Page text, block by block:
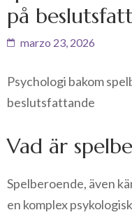
på
marzo 23, 2026
Psychologi bakom
beslutsfattande
Vad är
Spelberoende, även
en komplex